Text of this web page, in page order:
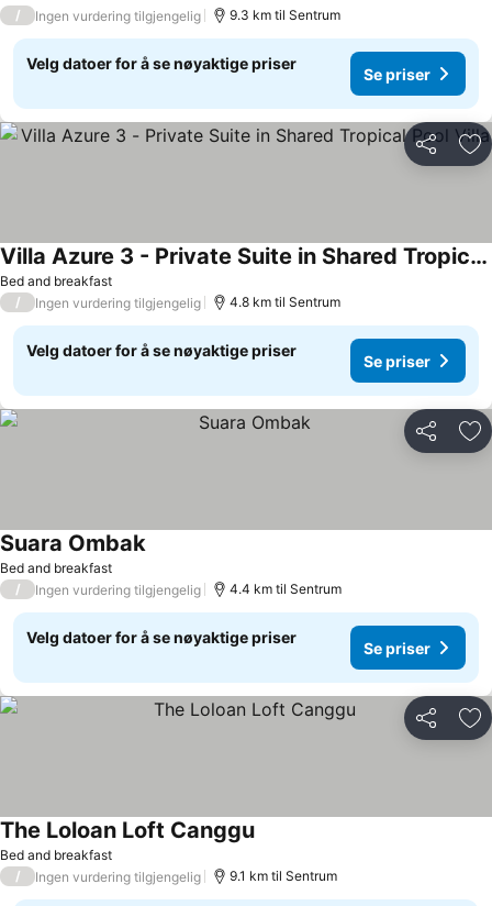
/
Ingen vurdering tilgjengelig 9.3 km til Sentrum
Velg datoer for å se nøyaktige priser
Se priser
Del
Bed and breakfast
Villa Azure 3 - Private Suite in Shared Tropical Pool Villa
Se priser
/ Ingen vurdering tilgjengelig 4.8 km til Sentrum
Velg datoer for å se nøyaktige priser
Se priser
Del
Bed and breakfast
Suara OmbakSe priser
/ Ingen vurdering tilgjengelig 4.4 km til Sentrum
Velg datoer for å se nøyaktige priser
Se priser
Del
Bed and breakfast
The Loloan Loft CangguSe priser
/ Ingen vurdering tilgjengelig 9.1 km til Sentrum